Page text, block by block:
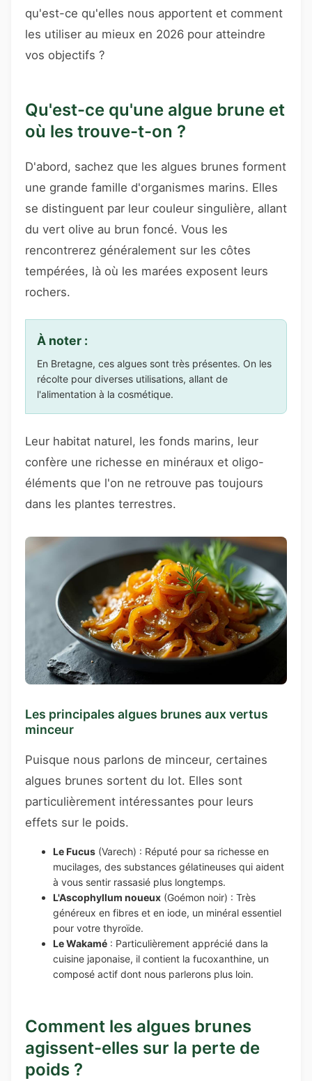
qu'est-ce qu'elles nous apportent et comment
les utiliser au mieux en 2026 pour atteindre
vos objectifs ?
Qu'est-ce qu'une algue brune et
où les trouve-t-on ?
D'abord, sachez que les algues brunes forment
une grande famille d'organismes marins. Elles
se distinguent par leur couleur singulière, allant
du vert olive au brun foncé. Vous les
rencontrerez généralement sur les côtes
tempérées, là où les marées exposent leurs
rochers.
À noter :
En Bretagne, ces algues sont très présentes. On les
récolte pour diverses utilisations, allant de
l'alimentation à la cosmétique.
Leur habitat naturel, les fonds marins, leur
confère une richesse en minéraux et oligo-
éléments que l'on ne retrouve pas toujours
dans les plantes terrestres.
Les principales algues brunes aux vertus
minceur
Puisque nous parlons de minceur, certaines
algues brunes sortent du lot. Elles sont
particulièrement intéressantes pour leurs
effets sur le poids.
Le Fucus (Varech) : Réputé pour sa richesse en
mucilages, des substances gélatineuses qui aident
à vous sentir rassasié plus longtemps.
L'Ascophyllum noueux (Goémon noir) : Très
généreux en fibres et en iode, un minéral essentiel
pour votre thyroïde.
Le Wakamé : Particulièrement apprécié dans la
cuisine japonaise, il contient la fucoxanthine, un
composé actif dont nous parlerons plus loin.
Comment les algues brunes
agissent-elles sur la perte de
poids ?